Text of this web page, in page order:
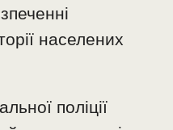
населених
поліції